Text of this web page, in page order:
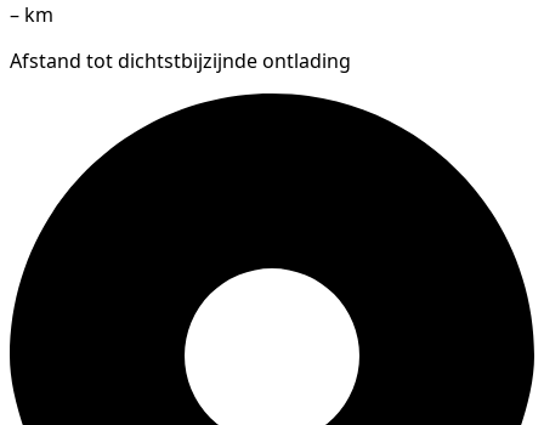
– km
Afstand tot dichtstbijzijnde ontlading